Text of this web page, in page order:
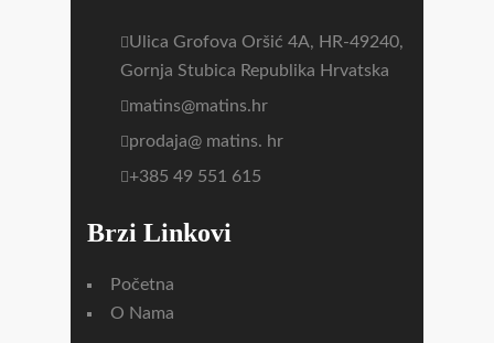
Ulica Grofova Oršić 4A, HR-49240,
Gornja Stubica Republika Hrvatska
matins@matins.hr
prodaja@ matins. hr
+385 49 551 615
Brzi Linkovi
Početna
O Nama